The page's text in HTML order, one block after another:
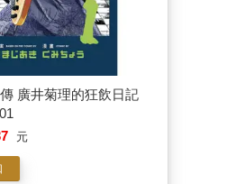
廣井菊理的狂飲日記
元